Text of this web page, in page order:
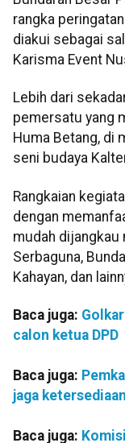
rangka
diakui sebagai
Karisma Event
Lebih dari
pemersatu yang
Huma Betang, di
seni budaya
Rangkaian
dengan
mudah dijangkau
Serbaguna,
Kahayan, dan
Baca juga:
calon ketua DPD
Baca juga:
jaga
Baca juga: